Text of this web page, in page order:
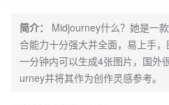
简介：
Midjourney什么？她是一
合能力十分强大并全面，易上手，
一分钟内可以生成4张图片，国外
urney并将其作为创作灵感参考。